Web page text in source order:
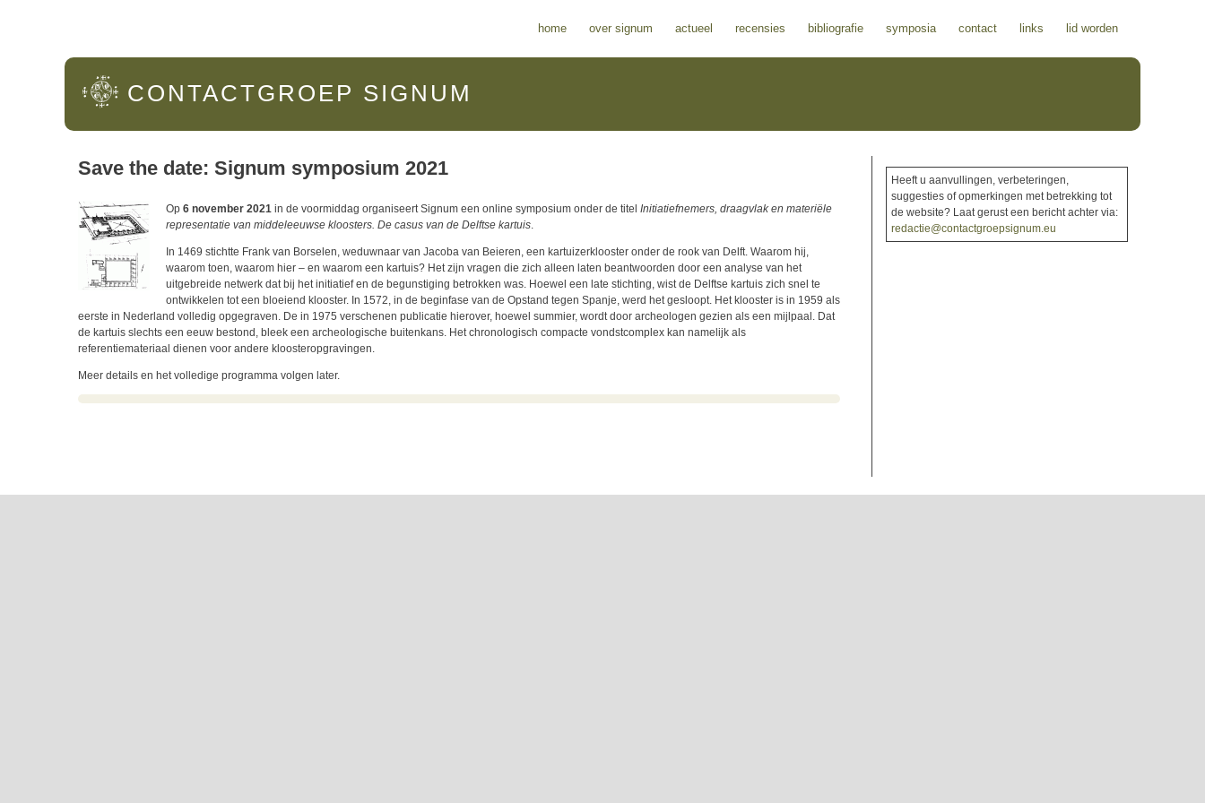
home over signum actueel recensies bibliografie symposia contact links lid worden
CONTACTGROEP SIGNUM
Save the date: Signum symposium 2021
Op 6 november 2021 in de voormiddag organiseert Signum een online symposium onder de titel Initiatiefnemers, draagvlak en materiële
representatie van middeleeuwse kloosters. De casus van de Delftse kartuis
In 1469 stichtte Frank van Borselen, weduwnaar van Jacoba van Beieren, een kartuizerklooster onder de rook van Delft. Waarom hij,
waarom toen, waarom hier – en waarom een kartuis? Het zijn vragen die zich alleen laten beantwoorden door een analyse van het
uitgebreide netwerk dat bij het initiatief en de begunstiging betrokken was. Hoewel een late stichting, wist de Delftse kartuis zich snel te
ontwikkelen tot een bloeiend klooster. In 1572, in de beginfase van de Opstand tegen Spanje, werd het gesloopt. Het klooster is in 1959 als
eerste in Nederland volledig opgegraven. De in 1975 verschenen publicatie hierover, hoewel summier, wordt door archeologen gezien als een mijlpaal. Dat
de kartuis slechts een eeuw bestond, bleek een archeologische buitenkans. Het chronologisch compacte vondstcomplex kan namelijk als
referentiemateriaal dienen voor andere kloosteropgravingen.
Meer details en het volledige programma volgen later.
Heeft u aanvullingen, verbeteringen,
suggesties of opmerkingen met betrekking tot
de website? Laat gerust een bericht achter via:
redactie@contactgroepsignum.eu